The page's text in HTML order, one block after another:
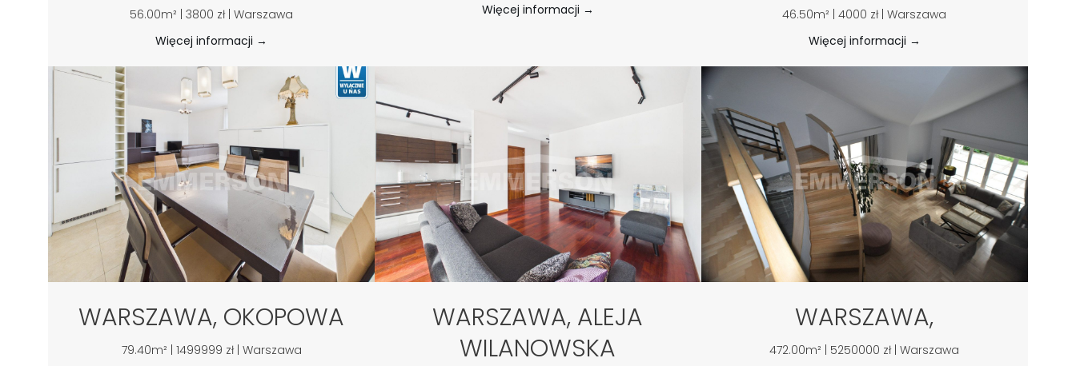
56.00m² | 3800 zł | Warszawa
Więcej informacji →
Więcej informacji →
46.50m² | 4000 zł | Warszawa
Więcej informacji →
WARSZAWA, OKOPOWA
79.40m² | 1499999 zł | Warszawa
WARSZAWA, ALEJA
WILANOWSKA
WARSZAWA,
472.00m² | 5250000 zł | Warszawa